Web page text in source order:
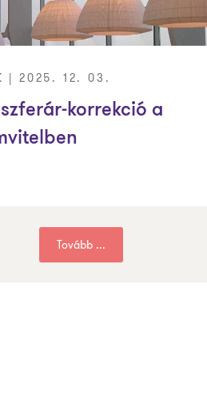
| 2025. 12. 03.
korrekció a
Tovább ...